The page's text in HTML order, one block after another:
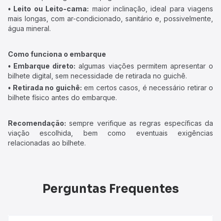
• Leito ou Leito-cama: maior inclinação, ideal para viagens
mais longas, com ar-condicionado, sanitário e, possivelmente,
água mineral.
Como funciona o embarque
• Embarque direto: algumas viações permitem apresentar o
bilhete digital, sem necessidade de retirada no guichê.
• Retirada no guichê: em certos casos, é necessário retirar o
bilhete físico antes do embarque.
Recomendação: sempre verifique as regras específicas da
viação escolhida, bem como eventuais exigências
relacionadas ao bilhete.
Perguntas Frequentes